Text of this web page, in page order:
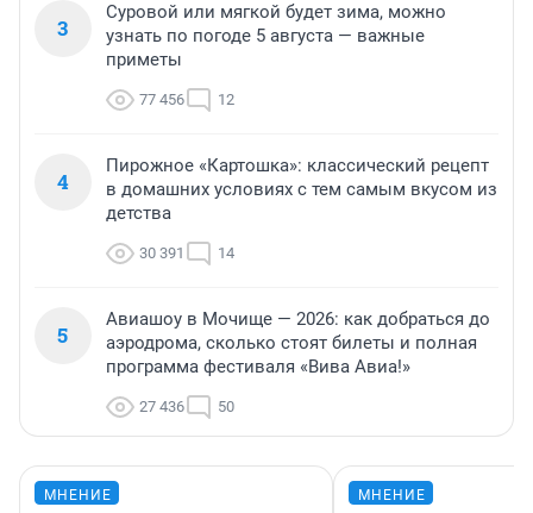
3
Суровой или мягкой будет зима, можно
узнать по погоде 5 августа — важные
приметы
77 456 12
4
Пирожное «Картошка»: классический рецепт
в домашних условиях с тем самым вкусом из
детства
30 391 14
5
Авиашоу в Мочище — 2026: как добраться до
аэродрома, сколько стоят билеты и полная
программа фестиваля «Вива Авиа!»
27 436 50
МНЕНИЕ МНЕНИЕ